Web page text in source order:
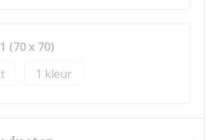
(70 x 70)
1